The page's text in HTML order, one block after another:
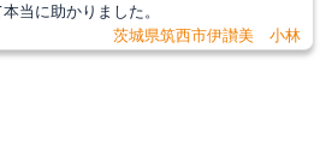
当に助かりました。
茨城県筑西市伊讃美 小林